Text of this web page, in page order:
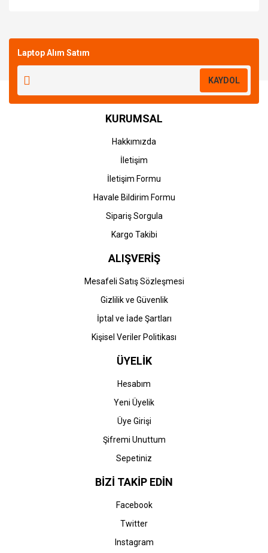
Laptop Alım Satım
KAYDOL
KURUMSAL
Hakkımızda
İletişim
İletişim Formu
Havale Bildirim Formu
Sipariş Sorgula
Kargo Takibi
ALIŞVERİŞ
Mesafeli Satış Sözleşmesi
Gizlilik ve Güvenlik
İptal ve İade Şartları
Kişisel Veriler Politikası
ÜYELİK
Hesabım
Yeni Üyelik
Üye Girişi
Şifremi Unuttum
Sepetiniz
BİZİ TAKİP EDİN
Facebook
Twitter
Instagram